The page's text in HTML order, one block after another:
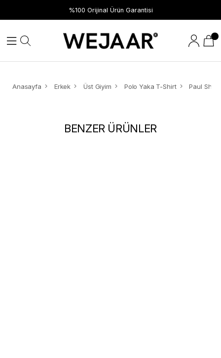
%100 Orijinal Ürün Garantisi
Anasayfa Erkek Üst Giyim Polo Yaka T-Shirt
BENZER ÜRÜNLER